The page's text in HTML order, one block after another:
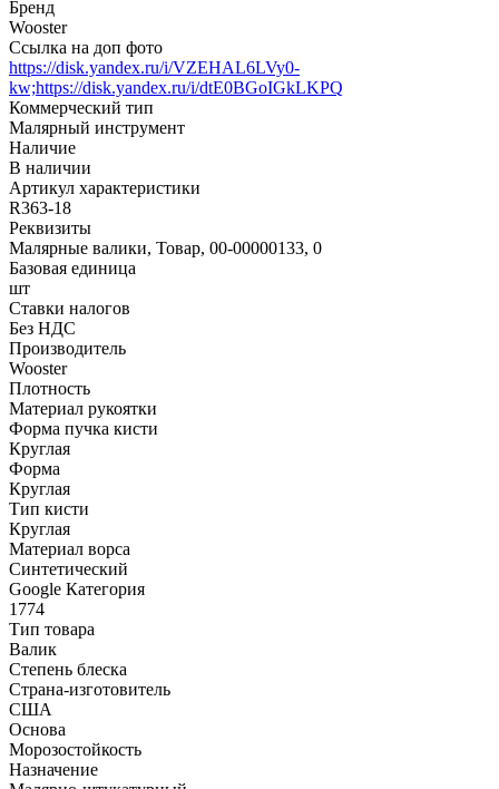
Бренд
Wooster
Ссылка на доп фото
https://disk.yandex.ru/i/VZEHAL6LVy0-
kw;https://disk.yandex.ru/i/dtE0BGoIGkLKPQ
Коммерческий тип
Малярный инструмент
Наличие
В наличии
Артикул характеристики
R363-18
Реквизиты
Малярные валики, Товар, 00-00000133, 0
Базовая единица
шт
Ставки налогов
Без НДС
Производитель
Wooster
Плотность
Материал рукоятки
Форма пучка кисти
Круглая
Форма
Круглая
Тип кисти
Круглая
Материал ворса
Синтетический
Google Категория
1774
Тип товара
Валик
Степень блеска
Страна-изготовитель
США
Основа
Морозостойкость
Назначение